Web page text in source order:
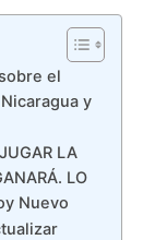
el
y
LA
LO
Nuevo